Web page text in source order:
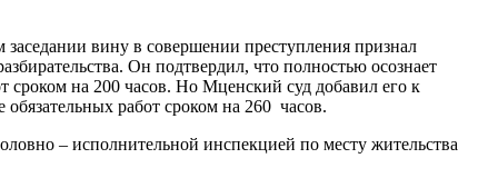
вину в совершении преступления признал
Он подтвердил, что полностью осознает
сроком на 200 часов. Но Мценский суд добавил его к
работ сроком на 260 часов.
– исполнительной инспекцией по месту жительства